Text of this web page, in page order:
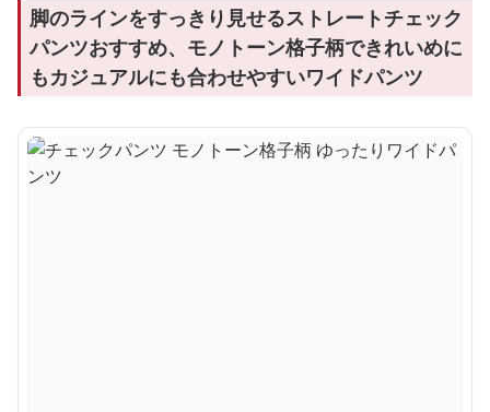
脚のラインをすっきり見せるストレートチェック
パンツおすすめ、モノトーン格子柄できれいめに
もカジュアルにも合わせやすいワイドパンツ